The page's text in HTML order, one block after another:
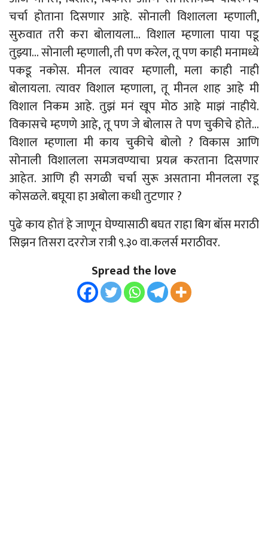
चर्चा होताना दिसणार आहे. सोनाली विशालला म्हणाली,
सुरुवात तरी करा बोलायला… विशाल म्हणाला पाया पडू
तुझ्या… सोनाली म्हणाली, ती पण करेल, तू पण काही मनामध्ये
पकडू नकोस. मीनल त्यावर म्हणाली, मला काही नाही
बोलायला. त्यावर विशाल म्हणाला, तू मीनल शाह आहे मी
विशाल निकम आहे. तुझं मनं खूप मोठ आहे माझं नाहीये.
विकासचे म्हणणे आहे, तू पण जे बोलास ते पण चुकीचे होते…
विशाल म्हणाला मी काय चुकीचे बोलो ? विकास आणि
सोनाली विशालला समजवण्याचा प्रयत्न करताना दिसणार
आहेत. आणि ही सगळी चर्चा सुरू असताना मीनलला रडू
कोसळले. बघूया हा अबोला कधी तुटणार ?
पुढे काय होतं हे जाणून घेण्यासाठी बघत राहा बिग बॉस मराठी
सिझन तिसरा दररोज रात्री ९.३० वा.कलर्स मराठीवर.
Spread the love